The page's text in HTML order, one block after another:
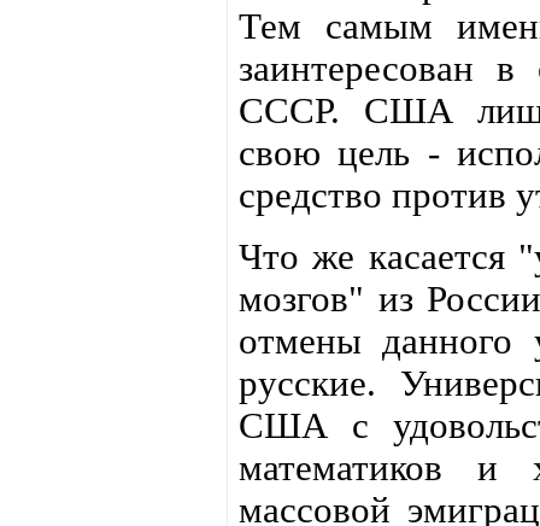
Тем самым
заинтересован
СССР. США лишь
свою цель -
средство против
Что же касается
мозгов" из
отмены данного
русские.
США с
математиков и
массовой